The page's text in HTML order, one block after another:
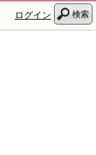
ログイン 検索